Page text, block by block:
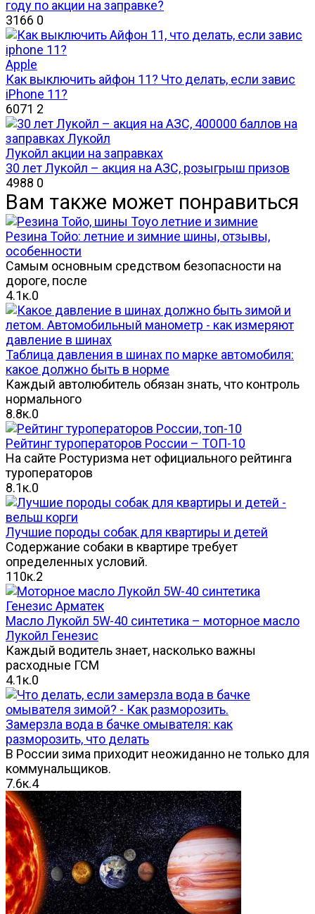
году по акции на заправке?
3166 0
Apple
Как выключить айфон 11? Что делать, если завис
iPhone 11?
6071 2
Лукойл акции на заправках
30 лет Лукойл – акция на АЗС, розыгрыш призов
4988 0
Вам также может понравиться
Резина Тойо: летние и зимние шины, отзывы,
особенности
Самым основным средством безопасности на
дороге, после
4.1к.0
Таблица давления в шинах по марке автомобиля:
какое должно быть в норме
Каждый автолюбитель обязан знать, что контроль
нормального
8.8к.0
Рейтинг туроператоров России – ТОП-10
На сайте Ростуризма нет официального рейтинга
туроператоров
8.1к.0
Лучшие породы собак для квартиры и детей
Содержание собаки в квартире требует
определенных условий.
110к.2
Масло Лукойл 5W-40 синтетика – моторное масло
Лукойл Генезис
Каждый водитель знает, насколько важны
расходные ГСМ
4.1к.0
Замерзла вода в бачке омывателя: как
разморозить, что делать
В России зима приходит неожиданно не только для
коммунальщиков.
7.6к.4